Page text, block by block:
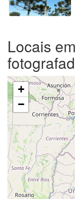
Locais
+
−